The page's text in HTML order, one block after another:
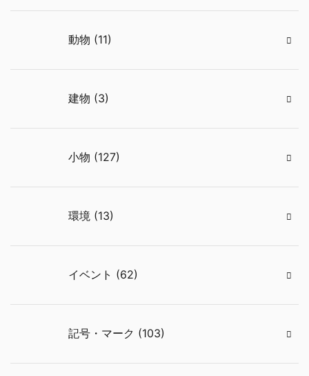
動物 (11)
建物 (3)
小物 (127)
環境 (13)
イベント (62)
記号・マーク (103)